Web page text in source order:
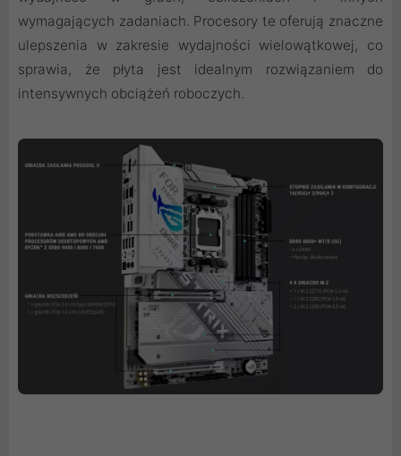
wymagających zadaniach. Procesory te oferują znaczne
ulepszenia w zakresie wydajności wielowątkowej, co
sprawia, że płyta jest idealnym rozwiązaniem do
intensywnych obciążeń roboczych.